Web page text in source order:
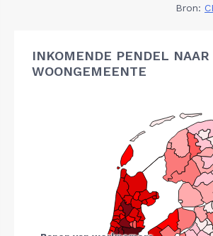
Bron:
INKOMENDE PENDEL NAAR
WOONGEMEENTE